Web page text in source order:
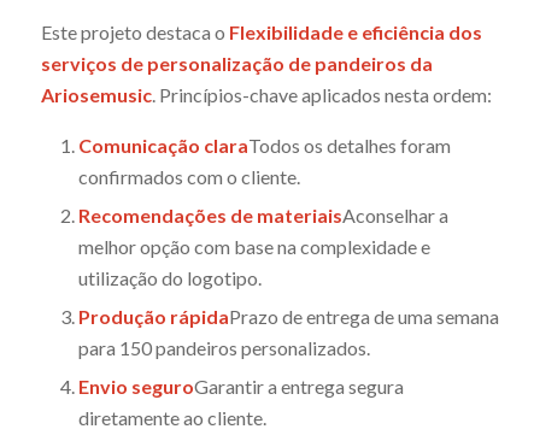
Este projeto destaca o Flexibilidade e eficiência dos
serviços de personalização de pandeiros da
Ariosemusic. Princípios-chave aplicados nesta ordem:
Comunicação claraTodos os detalhes foram
confirmados com o cliente.
Recomendações de materiaisAconselhar a
melhor opção com base na complexidade e
utilização do logotipo.
Produção rápidaPrazo de entrega de uma semana
para 150 pandeiros personalizados.
Envio seguroGarantir a entrega segura
diretamente ao cliente.